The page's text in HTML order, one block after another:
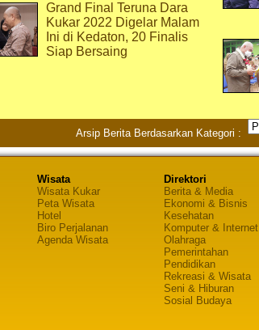
Grand Final Teruna Dara
Kukar 2022 Digelar Malam
Ini di Kedaton, 20 Finalis
Siap Bersaing
Arsip Berita Berdasarkan Kategori :
Wisata
Wisata Kukar
Peta Wisata
Hotel
Biro Perjalanan
Agenda Wisata
Direktori
Berita & Media
Ekonomi & Bisnis
Kesehatan
Komputer & Internet
Olahraga
Pemerintahan
Pendidikan
Rekreasi & Wisata
Seni & Hiburan
Sosial Budaya